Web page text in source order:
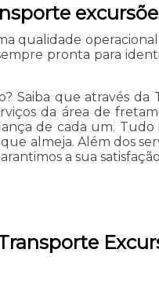
qualidade
pronta para
Saiba que através
da área de
de cada um. Tudo
almeja. Além dos
a sua